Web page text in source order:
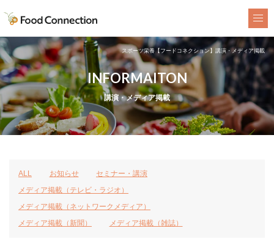
スポーツ栄養【フードコネクション】講演・メディア掲載
INFORMAITON
講演・メディア掲載
ALL お知らせ
セミナー・講演
メディア掲載（テレビ・ラジオ）
メディア掲載（ネットワークメディア）
メディア掲載（新聞）
メディア掲載（雑誌）